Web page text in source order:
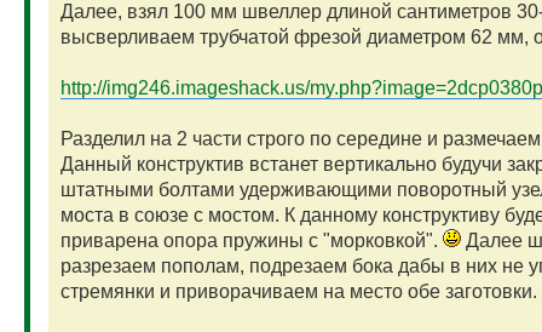
Далее, взял 100 мм швеллер длиной сантиметров
высверливаем трубчатой фрезой диаметром 62 мм,
http://img246.imageshack.us/
Разделил на 2 части строго по середине и
Данный конструктив встанет вертикально будучи
штатными болтами удерживающими поворотный
моста в союзе с мостом. К данному конструктиву
приварена опора пружины с "морковкой".
Далее
разрезаем пополам, подрезаем бока дабы в них не
стремянки и приворачиваем на место обе заготовки.